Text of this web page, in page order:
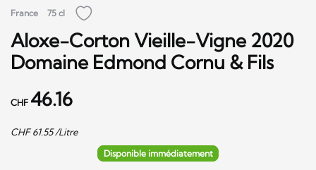
France 75 cl
Aloxe-Corton Vieille-Vigne 2020
Domaine Edmond Cornu & Fils
CHF 46.16
CHF61.55/Litre
Disponible immédiatement